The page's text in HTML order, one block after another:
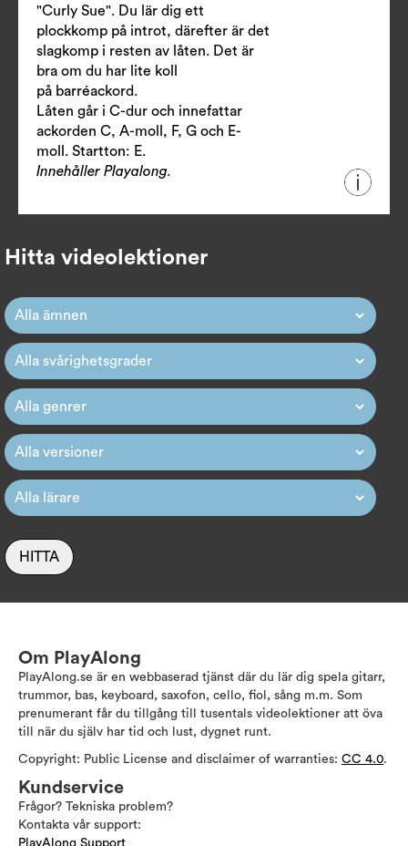
"Curly Sue". Du lär dig ett
plockkomp på introt, därefter är det
slagkomp i resten av låten. Det är
bra om du har lite koll
på barréackord.
Låten går i C-dur och innefattar
ackorden C, A-moll, F, G och E-
moll. Startton: E.
Innehåller Playalong.
Hitta videolektioner
HITTA
Om PlayAlong
PlayAlong.se är en webbaserad tjänst där du lär dig spela gitarr,
trummor, bas, keyboard, saxofon, cello, fiol, sång m.m. Som
prenumerant får du tillgång till tusentals videolektioner att öva
till när du själv har tid och lust, dygnet runt.
Copyright: Public License and disclaimer of warranties: CC 4.0.
Kundservice
Frågor? Tekniska problem?
Kontakta vår support: